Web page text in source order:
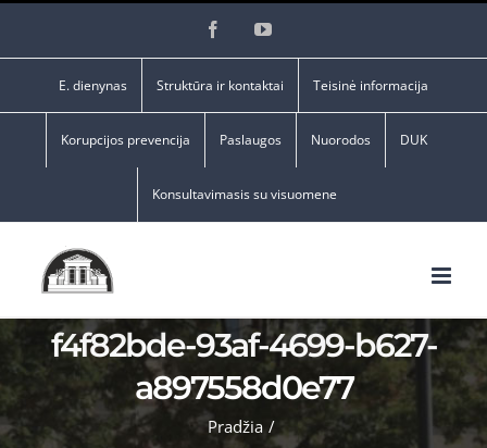
FacebookYouTube
E. dienynas Struktūra ir kontaktai Teisinė informacija
Korupcijos prevencija Paslaugos Nuorodos DUK
Konsultavimasis su visuomene
f4f82bde-93af-4699-b627-
a897558d0e77
Pradžia /